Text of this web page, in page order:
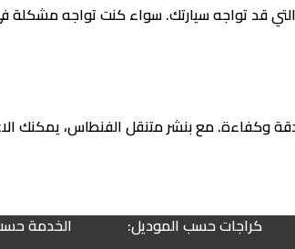
قد تواجه سيارتك. سواء كنت تواجه مشكلة
مع بنشر متنقل الفنطاس، يمكنك
كراجات حسب الموديل:
الخدمة